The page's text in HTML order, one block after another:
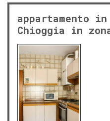
appartamento
Chioggia in